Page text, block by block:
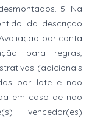
5: Na
da descrição
por conta
para regras,
(adicionais
por lote e não
em caso de não
vencedor(es)